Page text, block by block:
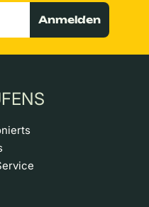
Anmelden